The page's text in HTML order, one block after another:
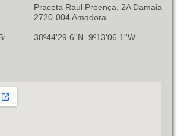
Praceta Raul Proença, 2A Damaia
2720-004 Amadora
38º44'29.6''N, 9º13'06.1''W